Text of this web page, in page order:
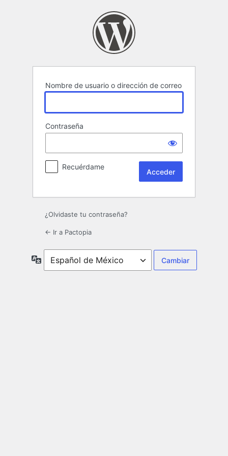
Nombre de usuario o dirección de correo
Contraseña
Recuérdame
¿Olvidaste tu contraseña?
← Ir a Pactopia
Idioma